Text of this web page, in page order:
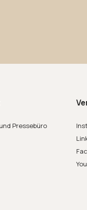
Pressebüro